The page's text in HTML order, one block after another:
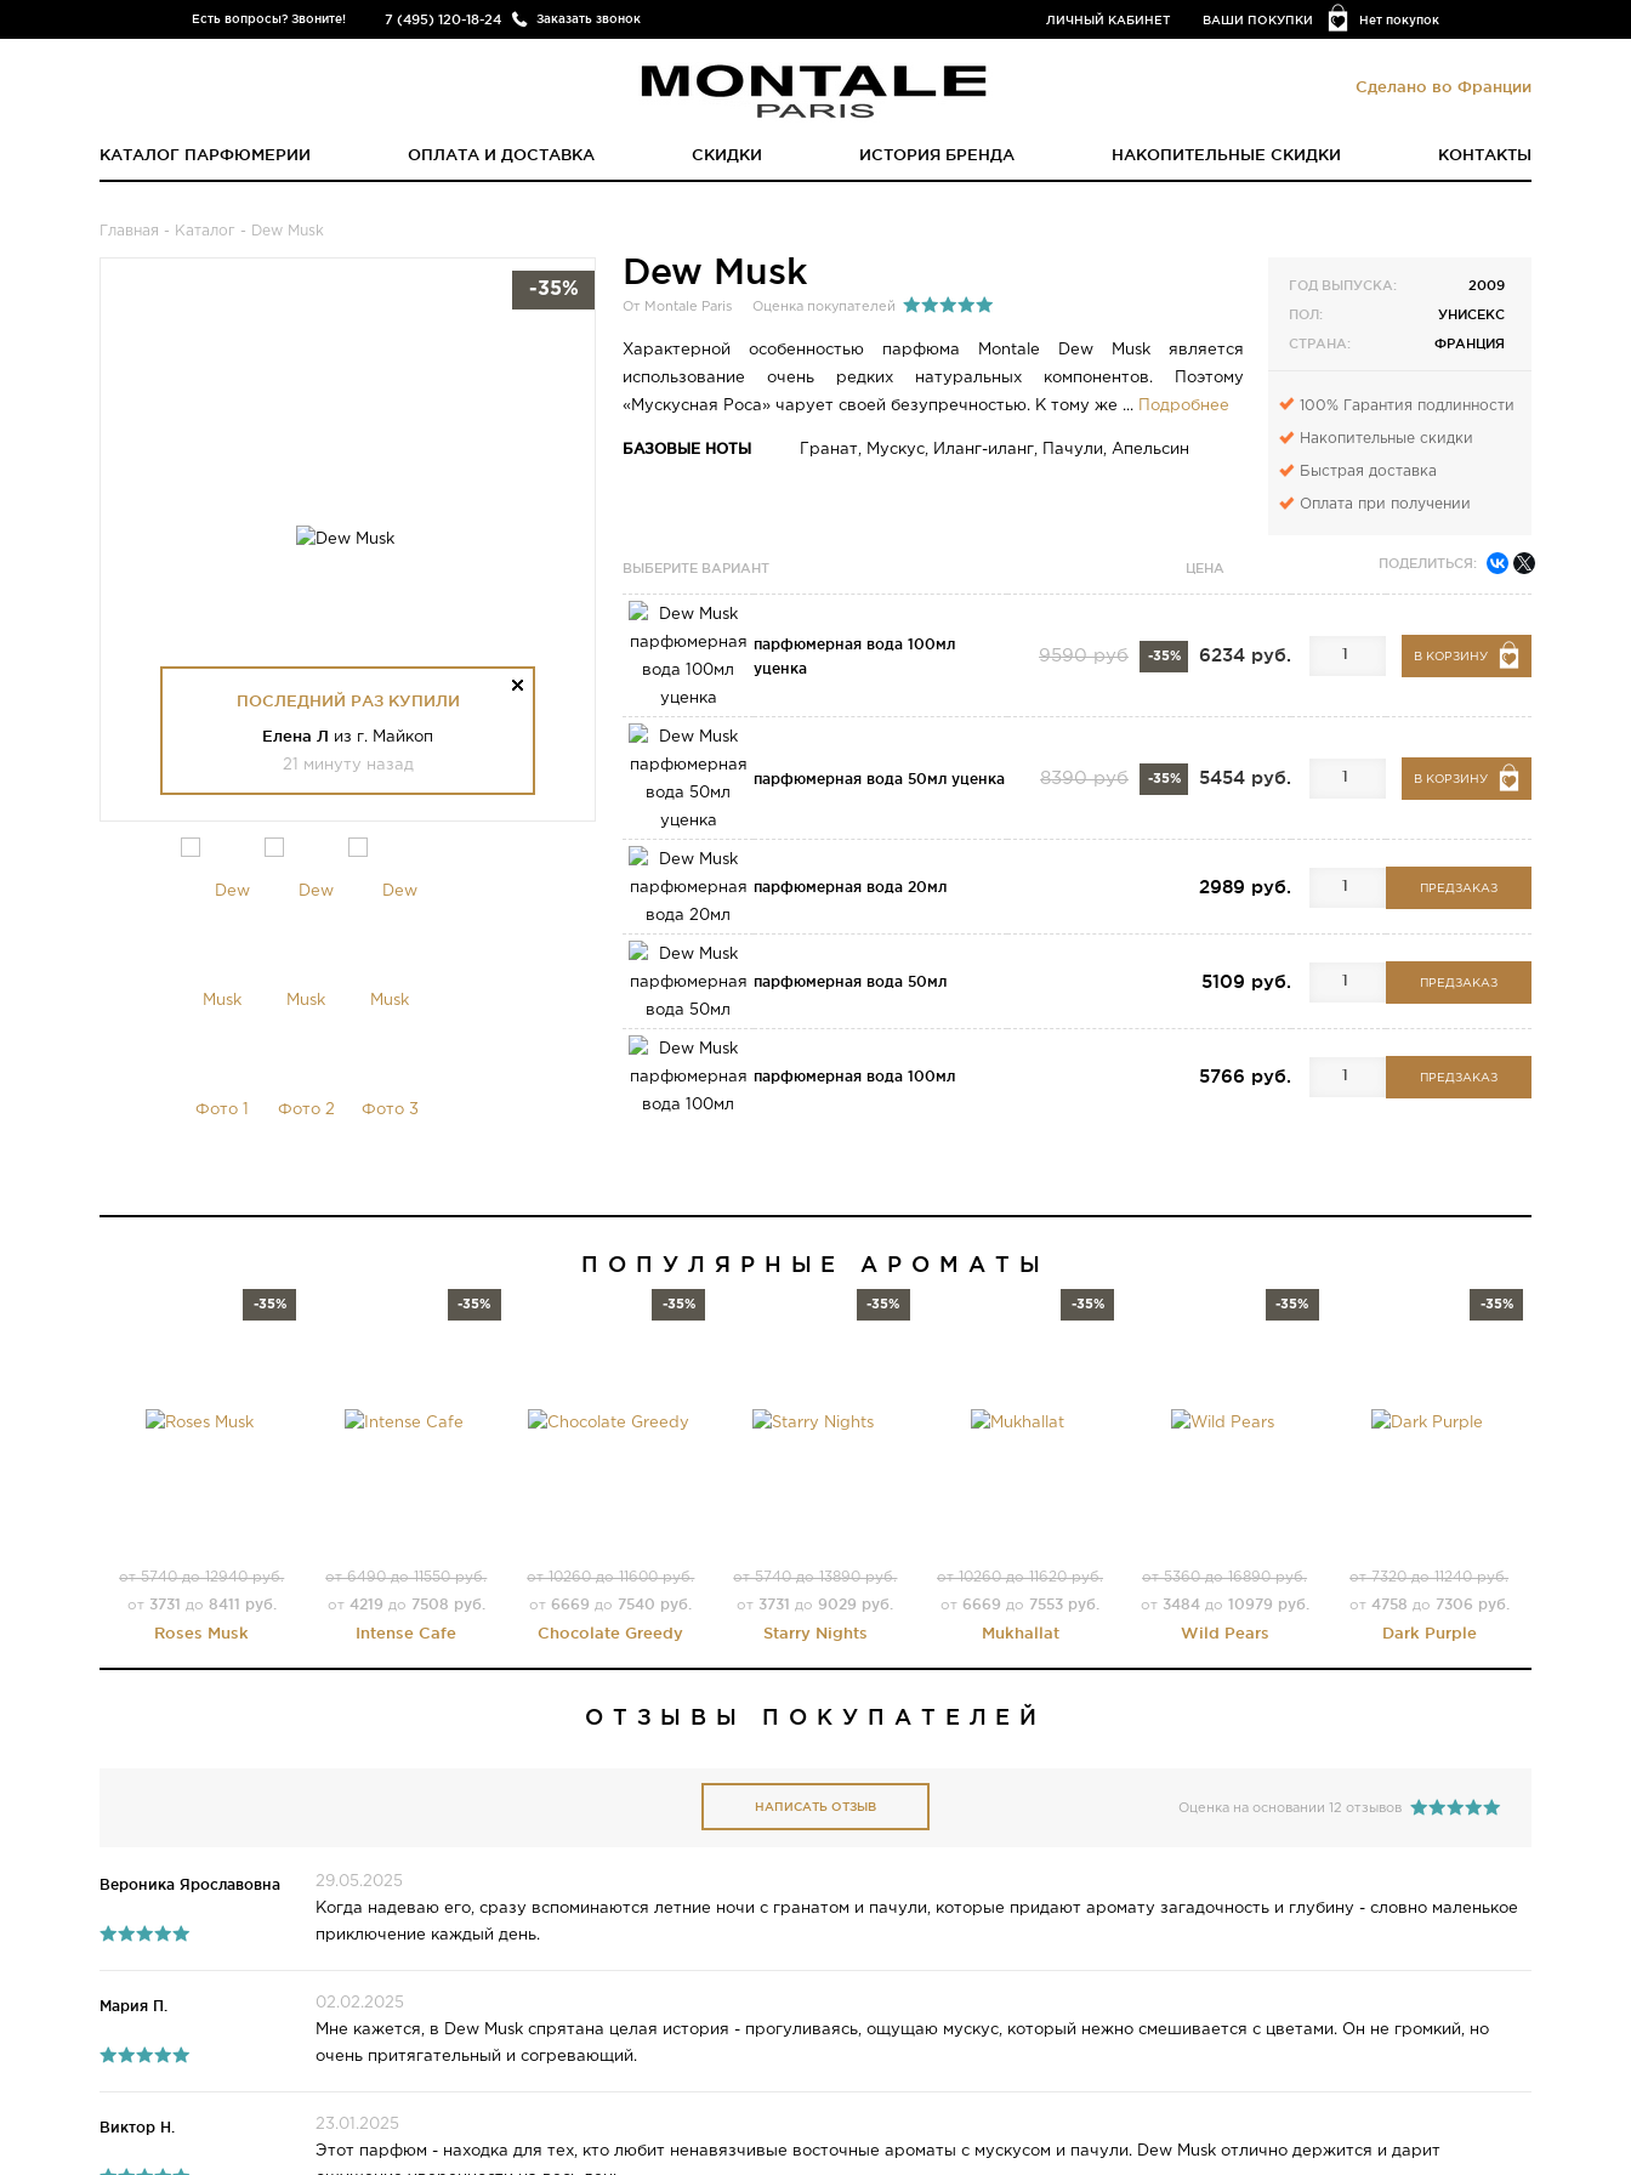
Есть вопросы? Звоните! 7 (495) 120-18-24 Заказать звонок Нет покупок
ЛИЧНЫЙ КАБИНЕТ ВАШИ ПОКУПКИ
Сделано во Франции
КАТАЛОГ ПАРФЮМЕРИИ ОПЛАТА И ДОСТАВКА СКИДКИ ИСТОРИЯ БРЕНДА НАКОПИТЕЛЬНЫЕ СКИДКИ КОНТАКТЫ
Главная - Каталог - Dew Musk
-35%
ПОСЛЕДНИЙ РАЗ КУПИЛИ
Елена Л из г. Майкоп
21 минуту назад
Dew Musk
От Montale Paris Оценка покупателей
Характерной особенностью парфюма Montale Dew Musk является
использование очень редких натуральных компонентов. Поэтому
«Мускусная Роса» чарует своей безупречностью. К тому же ... Подробнее
БАЗОВЫЕ НОТЫ Гранат, Мускус, Иланг-иланг, Пачули, Апельсин
ГОД ВЫПУСКА:
2009
ПОЛ:
УНИСЕКС
СТРАНА:
ФРАНЦИЯ
100% Гарантия подлинности
Накопительные скидки
Быстрая доставка
Оплата при получении
ВЫБЕРИТЕ ВАРИАНТ ЦЕНА ПОДЕЛИТЬСЯ:
парфюмерная вода 100мл
уценка
9590 руб -35% 6234 руб. В КОРЗИНУ
парфюмерная вода 50мл уценка 8390 руб -35% 5454 руб. В КОРЗИНУ
парфюмерная вода 20мл 2989 руб. ПРЕДЗАКАЗ
парфюмерная вода 50мл 5109 руб. ПРЕДЗАКАЗ
парфюмерная вода 100мл 5766 руб. ПРЕДЗАКАЗ
ПОПУЛЯРНЫЕ АРОМАТЫ
-35%
от 5740 до 12940 руб.
от 3731 до 8411 руб.
Roses Musk
-35%
от 6490 до 11550 руб.
от 4219 до 7508 руб.
Intense Cafe
-35%
от 10260 до 11600 руб.
от 6669 до 7540 руб.
Chocolate Greedy
-35%
от 5740 до 13890 руб.
от 3731 до 9029 руб.
Starry Nights
-35%
от 10260 до 11620 руб.
от 6669 до 7553 руб.
Mukhallat
-35%
от 5360 до 16890 руб.
от 3484до 10979 руб.
Wild Pears
-35%
от 7320 до 11240 руб.
от 4758 до 7306 руб.
Dark Purple
ОТЗЫВЫ ПОКУПАТЕЛЕЙ
НАПИСАТЬ ОТЗЫВ Оценка на основании 12 отзывов
Вероника Ярославовна
29.05.2025
Когда надеваю его, сразу вспоминаются летние ночи с гранатом и пачули, которые придают аромату загадочность и глубину - словно маленькое
приключение каждый день.
Мария П.
02.02.2025
Мне кажется, в Dew Musk спрятана целая история - прогуливаясь, ощущаю мускус, который нежно смешивается с цветами. Он не громкий, но
очень притягательный и согревающий.
Виктор Н.
23.01.2025
Этот парфюм - находка для тех, кто любит ненавязчивые восточные ароматы с мускусом и пачули. Dew Musk отлично держится и дарит